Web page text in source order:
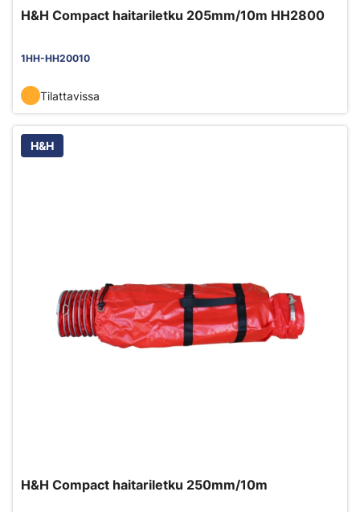
H&H Compact haitariletku 205mm/10m HH2800
1HH-HH20010
Tilattavissa
H&H
H&H Compact haitariletku 250mm/10m